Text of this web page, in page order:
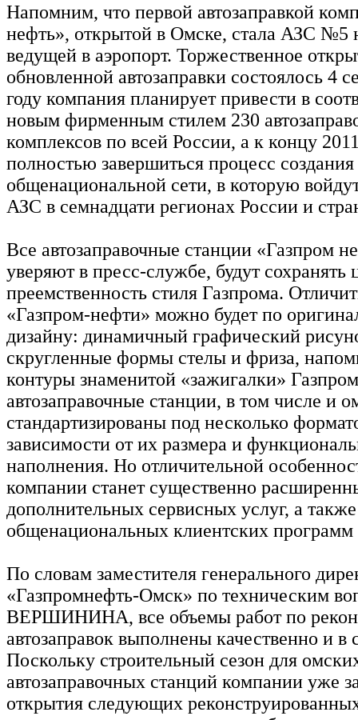
Напомним, что первой автозаправкой
нефть», открытой в Омске, стала АЗС №5
ведущей в аэропорт. Торжественное
обновленной автозаправки состоялось 4
году компания планирует привести в
новым фирменным стилем 230
комплексов по всей России, а к концу
полностью завершиться процесс
общенациональной сети, в которую
АЗС в семнадцати регионах России и
Все автозаправочные станции «Газпром
уверяют в пресс-службе, будут сохранять
преемственность стиля Газпрома.
«Газпром-нефти» можно будет по
дизайну: динамичный графический
скругленные формы стелы и фриза,
контуры знаменитой «зажигалки»
автозаправочные станции, в том числе и
стандартизированы под несколько
зависимости от их размера и
наполнения. Но отличительной
компании станет существенно
дополнительных сервисных услуг, а
общенациональных клиентских программ
По словам заместителя генерального
«Газпромнефть-Омск» по техническим
ВЕРШИНИНА, все объемы работ по
автозаправок выполнены качественно и в
Поскольку строительный сезон для
автозаправочных станций компании уже
открытия следующих